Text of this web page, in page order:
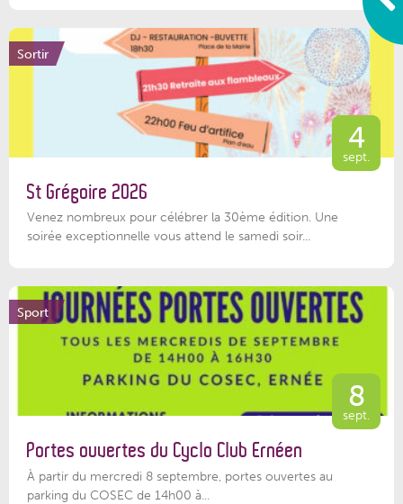
Sortir
4
sept.
St Grégoire 2026
Venez nombreux pour célébrer la 30ème édition. Une
soirée exceptionnelle vous attend le samedi soir...
Sport
8
sept.
Portes ouvertes du Cyclo Club Ernéen
À partir du mercredi 8 septembre, portes ouvertes au
parking du COSEC de 14h00 à...